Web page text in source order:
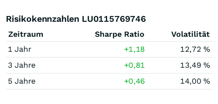
Risikokennzahlen LU0115769746
Zeitraum Sharpe Ratio
Volatilität
1 Jahr
+1,18
12,72 %
3 Jahre
+0,81
13,49 %
5 Jahre
+0,46 14,00 %